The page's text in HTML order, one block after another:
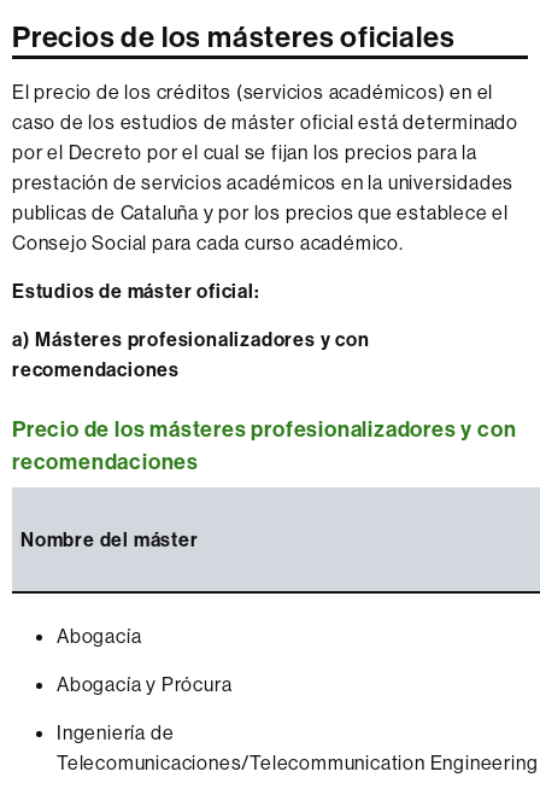
Precios de los másteres oficiales
El precio de los créditos (servicios académicos) en el
caso de los estudios de máster oficial está determinado
por el Decreto por el cual se fijan los precios para la
prestación de servicios académicos en la universidades
publicas de Cataluña y por los precios que establece el
Consejo Social para cada curso académico.
Estudios de máster oficial:
a) Másteres profesionalizadores y con
recomendaciones
Precio de los másteres profesionalizadores y con
recomendaciones
Nombre del máster
Abogacía
Abogacía y Prócura
Ingeniería de
Telecomunicaciones/Telecommunication Engineering